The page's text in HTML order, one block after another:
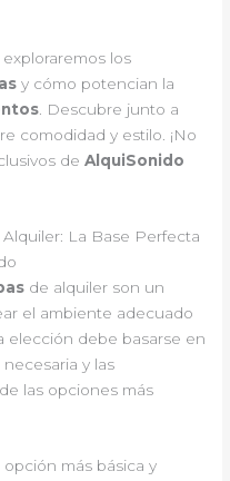
los
y cómo potencian la
. Descubre junto a
comodidad y estilo. ¡No
deAlquiSonido
La Base Perfecta
de alquiler son un
el ambiente adecuado
elección debe basarse en
y las
las opciones más
opción más básica y